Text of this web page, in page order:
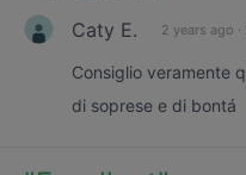
Caty E. 2 years ago ·
Consiglio veramente
di soprese e di bontá